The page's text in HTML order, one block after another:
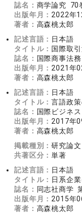
誌名： 商学論究 70
出版年月： 2022年
著者： 高森桃太郎
記述言語： 日本語
タイトル： 国際取
誌名： 国際商事法
出版年月： 2021年
著者： 高森桃太郎
記述言語： 日本語
タイトル：言語政
誌名： 国際ビジネ
出版年月： 2017年
著者： 高森桃太郎
掲載種別：研究論文
共著区分：単著
記述言語： 日本語
タイトル： 日系企
誌名： 同志社商学
出版年月： 2015年
著者： 高森桃太郎